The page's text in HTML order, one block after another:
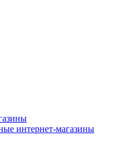
интернет-магазины